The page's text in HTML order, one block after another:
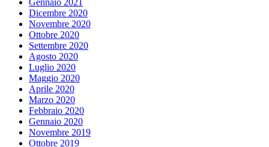
Dicembre 2020
Novembre 2020
Ottobre 2020
Settembre 2020
Agosto 2020
Luglio 2020
Maggio 2020
Aprile 2020
Marzo 2020
Febbraio 2020
Gennaio 2020
Novembre 2019
Ottobre 2019